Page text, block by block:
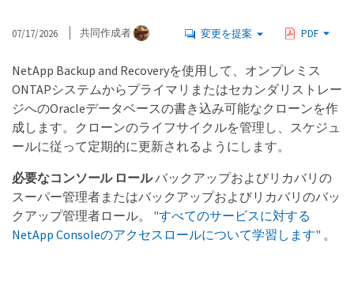
07/17/2026 共同作成者 変更を提案 PDF
NetApp Backup and Recoveryを使用して、オンプレミス
ONTAPシステムからプライマリまたはセカンダリストレー
ジへのOracleデータベースの書き込み可能なクローンを作
成します。クローンのライフサイクルを管理し、スケジュ
ールに従って定期的に更新されるようにします。
必要なコンソール ロールバックアップおよびリカバリの
スーパー管理者またはバックアップおよびリカバリのバッ
クアップ管理者ロール。 "すべてのサービスに対する
NetApp Consoleのアクセスロールについて学習します" 。